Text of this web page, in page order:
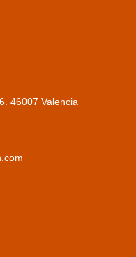
46007 Valencia